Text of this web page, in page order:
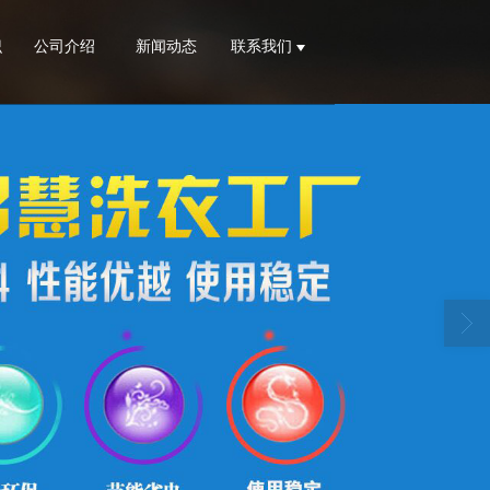
公司介绍 新闻动态 联系我们